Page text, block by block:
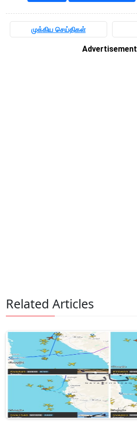
முக்கிய செய்திகள்
Advertisement
Related Articles